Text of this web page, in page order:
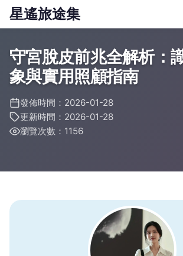
星遙旅途集
守宮脫皮前兆全解析：
象與實用照顧指南
發佈時間：2026-01-28
更新時間：2026-01-28
瀏覽次數：1156